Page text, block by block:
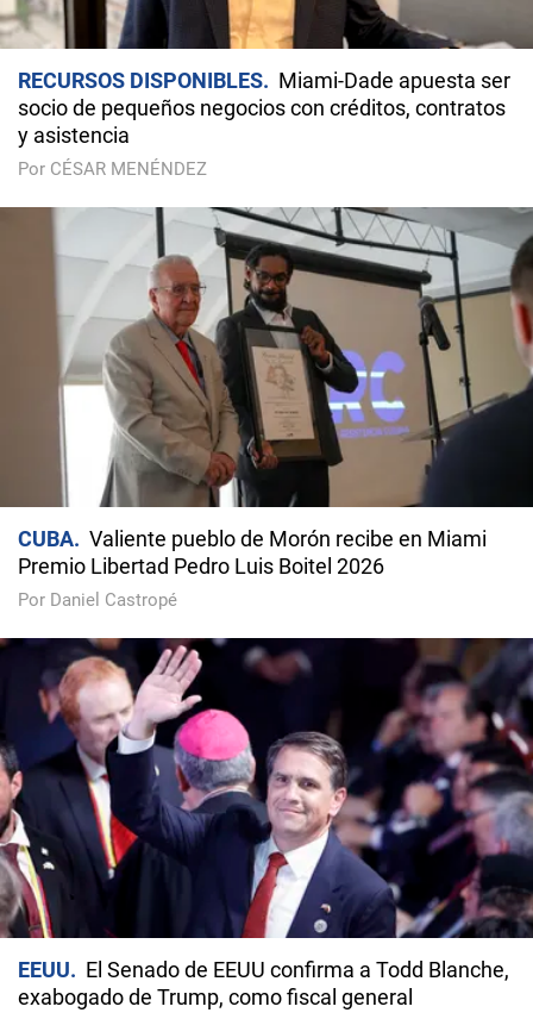
RECURSOS DISPONIBLES
Miami-Dade apuesta ser
socio de pequeños negocios con créditos, contratos
y asistencia
Por CÉSAR MENÉNDEZ
CUBA
Valiente pueblo de Morón recibe en Miami
Premio Libertad Pedro Luis Boitel 2026
Por Daniel Castropé
EEUU
El Senado de EEUU confirma a Todd Blanche,
exabogado de Trump, como fiscal general